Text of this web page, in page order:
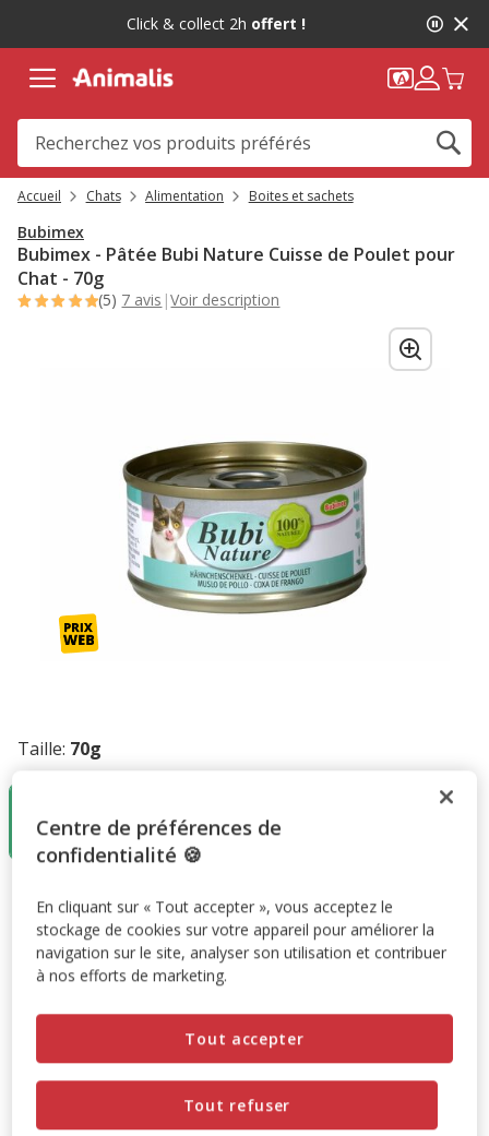
message,
Click & collect 2h offert !
Accueil Chats Alimentation Boites et sachets
Bubimex
Bubimex - Pâtée Bubi Nature Cuisse de Poulet pour
Chat - 70g
(5) 7 avis |Voir description
Taille: 70g
2.29€
(32.71€ / kg)
Promotions disponibles
-10% sur votre première commande* avec votre Carte
Animalis. Offre non cumulable aux autres promotions en
Prix 2.29€, 32.71 EUR par kg
2.29€ (32.71€ / kg)
Centre de préférences de
confidentialité 🍪
En cliquant sur « Tout accepter », vous acceptez le
stockage de cookies sur votre appareil pour améliorer la
navigation sur le site, analyser son utilisation et contribuer
à nos efforts de marketing.
Tout refuser
Tout accepter